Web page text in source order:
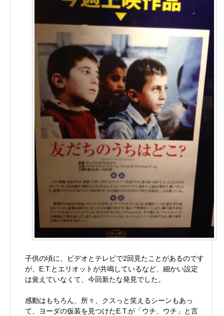
子供の頃に、ビデオとテレビで2回見たことがあるのです
が、E.T.とエリオットが共鳴しているなど、細かい設定
は覚えていなくて、今回新たな発見でした。
感動はもちろん、所々、クスっと笑えるシーンもあっ
て、ヨーダの仮装を見つけたE.T.が「ウチ、ウチ」と言